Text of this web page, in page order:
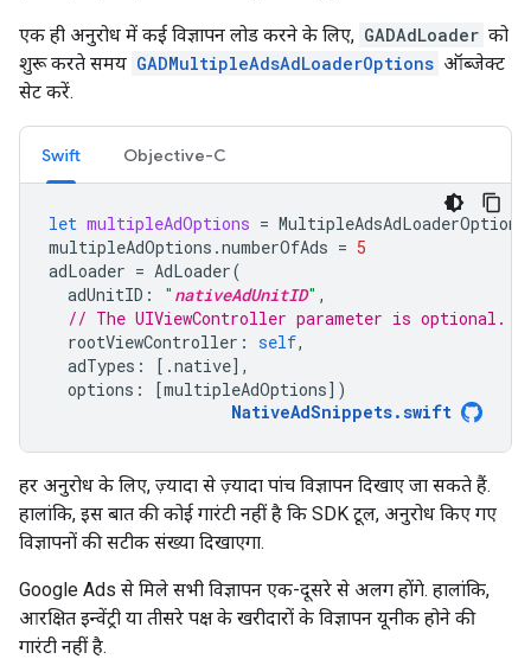
एक ही अनुरोध में कई विज्ञापन लोड करने के लिए, GADAdLoader को
शुरू करते समय GADMultipleAdsAdLoaderOptions ऑब्जेक्ट
सेट करें.
Swift Objective-C
let multipleAdOptions = MultipleAdsAdLoaderOptions
multipleAdOptions .numberOfAds = 5
adLoader = AdLoader(
adUnitID : " nativeAdUnitID" ,
// The UIViewController parameter is optional.
rootViewController : self,
adTypes : [.native],
options : [multipleAdOptions])
NativeAdSnippets.swift
हर अनुरोध के लिए, ज़्यादा से ज़्यादा पांच विज्ञापन दिखाए जा सकते हैं.
हालांकि, इस बात की कोई गारंटी नहीं है कि SDK टूल, अनुरोध किए गए
विज्ञापनों की सटीक संख्या दिखाएगा.
Google Ads से मिले सभी विज्ञापन एक-दूसरे से अलग होंगे. हालांकि,
आरक्षित इन्वेंट्री या तीसरे पक्ष के खरीदारों के विज्ञापन यूनीक होने की
गारंटी नहीं है.